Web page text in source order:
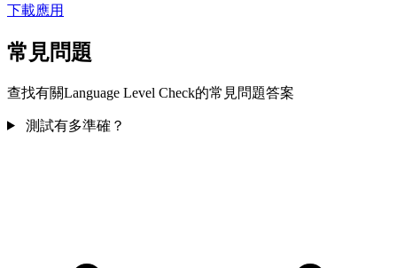
下載應用
常見問題
查找有關Language Level Check的常見問題答案
測試有多準確？